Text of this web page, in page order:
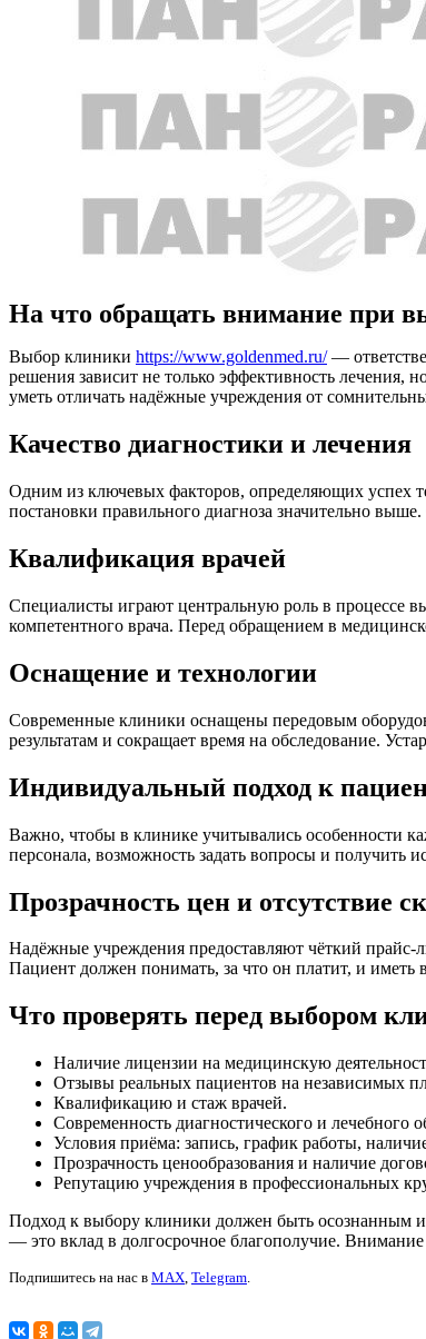
На что обращать внимание при
Выбор клиники https://www.goldenmed.ru/—
решения зависит не только эффективность лечения,
уметь отличать надёжные учреждения от
Качество диагностики и лечения
Одним из ключевых факторов, определяющих успех
постановки правильного диагноза значительно
Квалификация врачей
Специалисты играют центральную роль в процессе
компетентного врача. Перед обращением в
Оснащение и технологии
Современные клиники оснащены передовым
результатам и сокращает время на обследование.
Индивидуальный подход к
Важно, чтобы в клинике учитывались особенности
персонала, возможность задать вопросы и
Прозрачность цен и отсутствие
Надёжные учреждения предоставляют чёткий
Пациент должен понимать, за что он платит, и иметь
Что проверять перед выбором
Наличие лицензии на медицинскую
Отзывы реальных пациентов на независимых
Квалификацию и стаж врачей.
Современность диагностического и лечебного
Условия приёма: запись, график работы,
Прозрачность ценообразования и наличие
Репутацию учреждения в профессиональных
Подход к выбору клиники должен быть осознанным
— это вклад в долгосрочное благополучие.
Подпишитесь на нас в MAX, Telegram.